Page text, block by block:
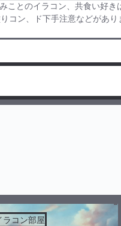
とのイラコン、共食い好
コン、ド下手注意などがあ
ラコン部屋